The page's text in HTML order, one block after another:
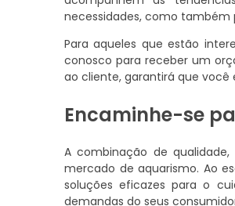
necessidades, como
Para aqueles que estão
conosco para receber um
ao cliente, garantirá que
Encaminhe-se
A combinação de
mercado de aquarismo. Ao
soluções eficazes para o
demandas do seus